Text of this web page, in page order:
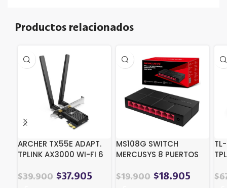
Productos relacionados
ARCHER TX55E ADAPT.
TPLINK AX3000 WI-FI 6
$39.900 $37.905
MS108G SWITCH
MERCUSYS 8 PUERTOS
$19.900 $18.905 $